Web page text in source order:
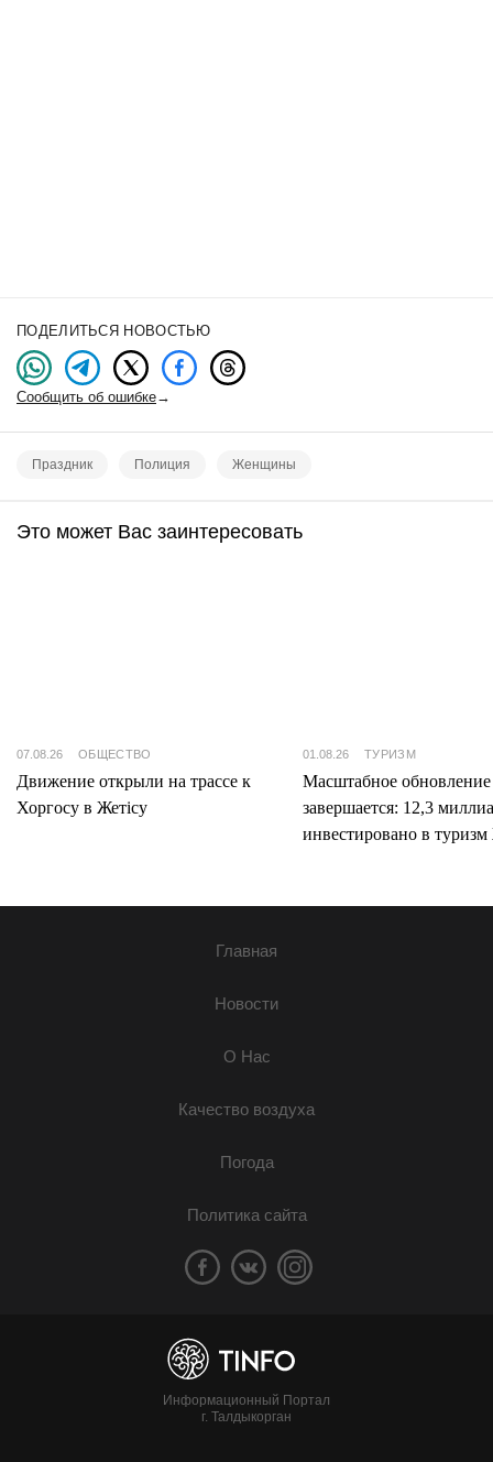
ПОДЕЛИТЬСЯ НОВОСТЬЮ
Сообщить об ошибке→
Праздник Полиция Женщины
Это может Вас заинтересовать
07.08.26 ОБЩЕСТВО
Движение открыли на трассе к
Хоргосу в Жетісу
01.08.26 ТУРИЗМ
Масштабное
завершается: 12,3
инвестировано в туризм
Главная
Новости
О Нас
Качество воздуха
Погода
Политика сайта
Информационный Портал
г. Талдыкорган